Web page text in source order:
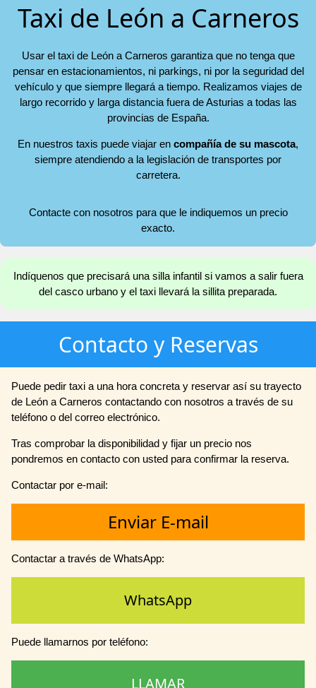
Taxi de León a Carneros
Usar el taxi de León a Carneros garantiza que no tenga que
pensar en estacionamientos, ni parkings, ni por la seguridad del
vehículo y que siempre llegará a tiempo. Realizamos viajes de
largo recorrido y larga distancia fuera de Asturias a todas las
provincias de España.
En nuestros taxis puede viajar en compañía de su mascota,
siempre atendiendo a la legislación de transportes por
carretera.
Contacte con nosotros para que le indiquemos un precio
exacto.
Indíquenos que precisará una silla infantil si vamos a salir fuera
del casco urbano y el taxi llevará la sillita preparada.
Contacto y Reservas
Puede pedir taxi a una hora concreta y reservar así su trayecto
de León a Carneros contactando con nosotros a través de su
teléfono o del correo electrónico.
Tras comprobar la disponibilidad y fijar un precio nos
pondremos en contacto con usted para confirmar la reserva.
Contactar por e-mail:
Enviar E-mail
Contactar a través de WhatsApp:
WhatsApp
Puede llamarnos por teléfono:
LLAMAR